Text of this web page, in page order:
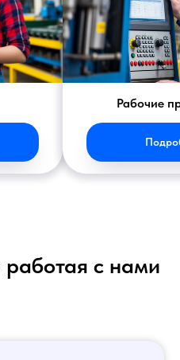
Рабочие
работая с нами